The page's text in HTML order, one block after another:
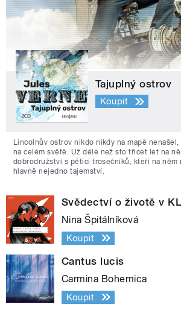
Tajuplný ostrov
Koupit
Lincolnův ostrov nikdo nikdy na mapě
na celém světě. Už déle než sto třicet let na
dobrodružství s pěticí trosečníků, kteří na něm
hlavně nejedno tajemství.
Svědectví o životě v
Nina Špitálníková
Koupit
Cantus lucis
Carmina Bohemica
Koupit